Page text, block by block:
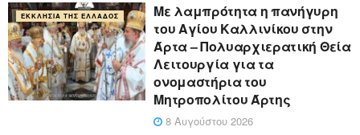
ΕΚΚΛΗΣΊΑ ΤΗΣ ΕΛΛΆΔΟΣ
Με λαμπρότητα η πανήγυρη
του Αγίου Καλλινίκου στην
Άρτα – Πολυαρχιερατική Θεία
Λειτουργία για τα
ονομαστήρια του
Μητροπολίτου Άρτης
8 Αυγούστου 2026